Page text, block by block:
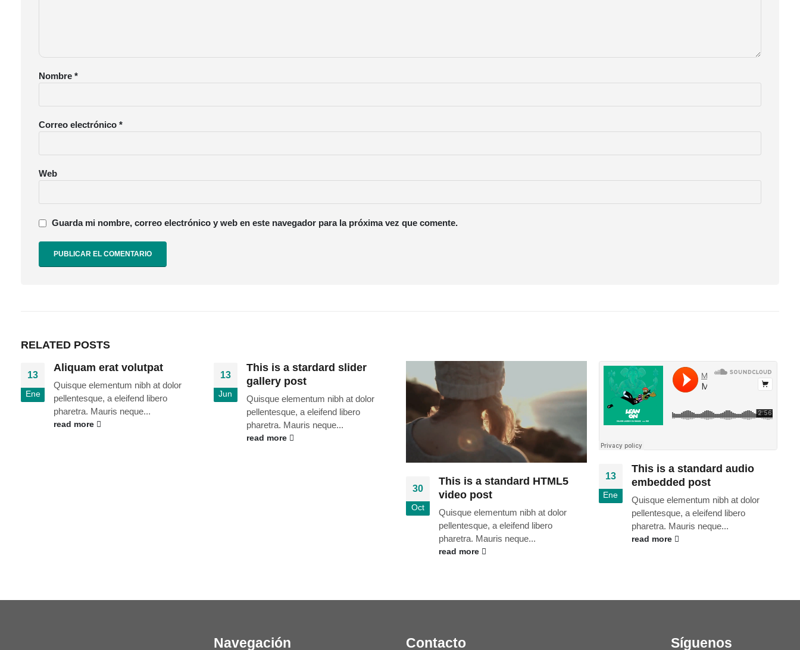
Nombre *
Correo electrónico *
Web
Guarda mi nombre, correo electrónico y web en este navegador para la próxima vez que comente.
RELATED POSTS
13
Ene
Aliquam erat volutpat
Quisque elementum nibh at dolor
pellentesque, a eleifend libero
pharetra. Mauris neque...
read more
13
Jun
This is a stardard slider
gallery post
Quisque elementum nibh at dolor
pellentesque, a eleifend libero
pharetra. Mauris neque...
read more
30
Oct
This is a standard HTML5
video post
Quisque elementum nibh at dolor
pellentesque, a eleifend libero
pharetra. Mauris neque...
read more
13
Ene
This is a standard audio
embedded post
Quisque elementum nibh at dolor
pellentesque, a eleifend libero
pharetra. Mauris neque...
read more
Navegación Contacto Síguenos